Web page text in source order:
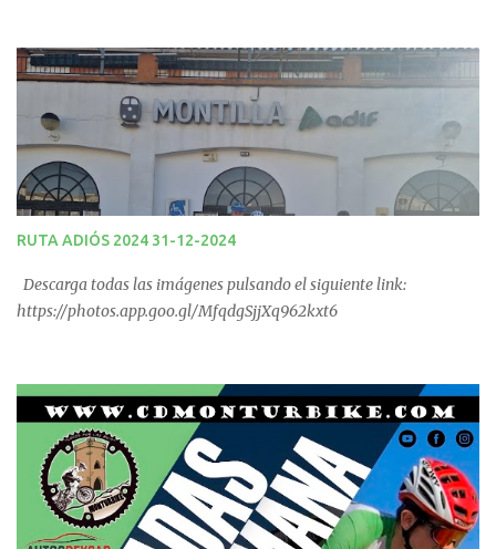
Quedadas Fin de Semana 2025.
RUTA ADIÓS 2024 31-12-2024
Descarga todas las imágenes pulsando el siguiente link:
https://photos.app.goo.gl/MfqdgSjjXq962kxt6